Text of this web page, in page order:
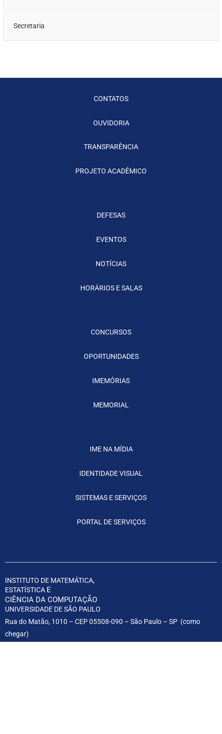
Secretaria
CONTATOS
OUVIDORIA
TRANSPARÊNCIA
PROJETO ACADÊMICO
DEFESAS
EVENTOS
NOTÍCIAS
HORÁRIOS E SALAS
CONCURSOS
OPORTUNIDADES
IMEMÓRIAS
MEMORIAL
IME NA MÍDIA
IDENTIDADE VISUAL
SISTEMAS E SERVIÇOS
PORTAL DE SERVIÇOS
INSTITUTO DE MATEMÁTICA,
ESTATÍSTICA E
CIÊNCIA DA COMPUTAÇÃO
UNIVERSIDADE DE SÃO PAULO
Rua do Matão, 1010 – CEP 05508-090 – São Paulo – SP (como
chegar)